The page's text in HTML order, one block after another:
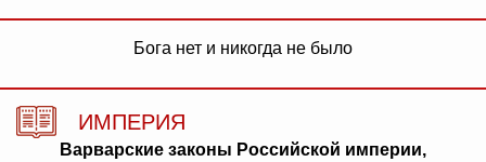
Бога нет и никогда не было
ИМПЕРИЯ
Варварские законы Российской империи,